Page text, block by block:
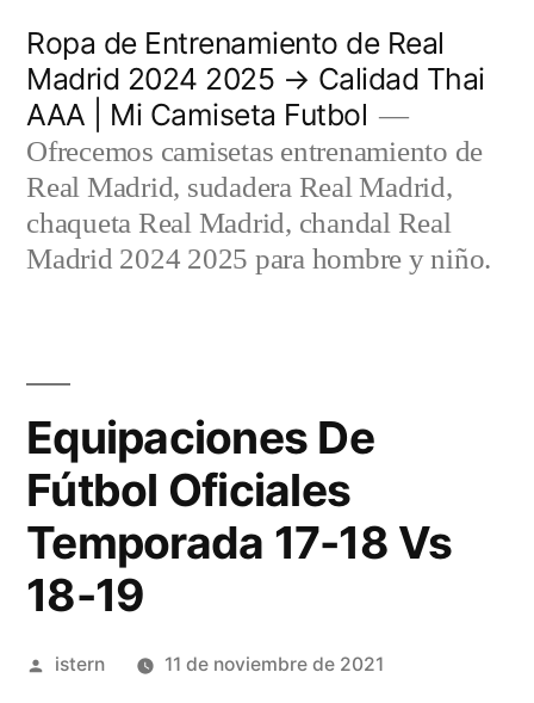
contenido
Ropa de Entrenamiento de Real
Madrid 2024 2025 → Calidad Thai
AAA | Mi Camiseta Futbol
Ofrecemos camisetas entrenamiento de
Real Madrid, sudadera Real Madrid,
chaqueta Real Madrid, chandal Real
Madrid 2024 2025 para hombre y niño.
Equipaciones De
Fútbol Oficiales
Temporada 17-18 Vs
18-19
Publicado
istern 11 de noviembre de 2021